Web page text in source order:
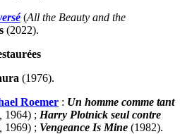
(All the Beauty and the
(2022).
(1976).
Roemer : Un homme comme tant
1964) ; Harry Plotnick seul contre
1969) ; Vengeance Is Mine (1982).